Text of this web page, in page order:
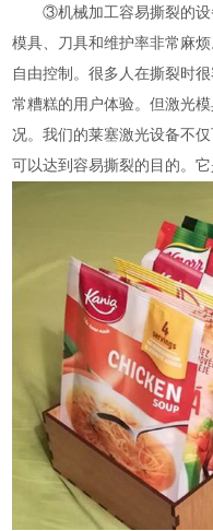
③机械加工容易撕裂的设
模具、刀具和维护率非常麻
自由控制。很多人在撕裂时
常糟糕的用户体验。但激光
况。我们的莱塞激光设备不
可以达到容易撕裂的目的。它